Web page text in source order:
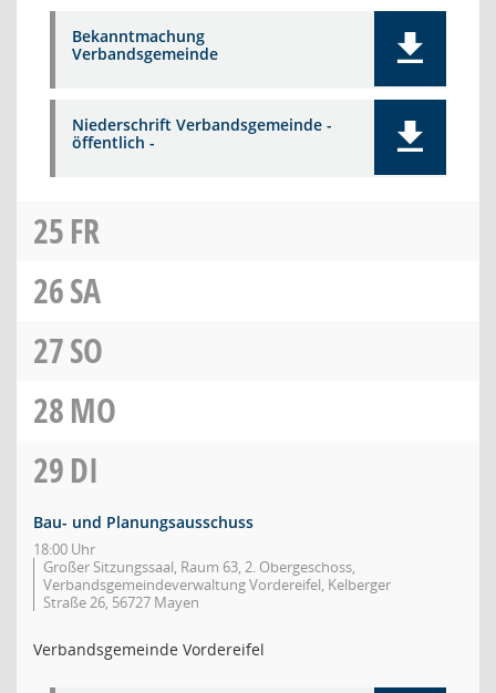
Bekanntmachung
Verbandsgemeinde
Niederschrift Verbandsgemeinde -
öffentlich -
25FR
26SA
27SO
28MO
29DI
Bau- und Planungsausschuss
18:00 Uhr
Großer Sitzungssaal, Raum 63, 2. Obergeschoss,
Verbandsgemeindeverwaltung Vordereifel, Kelberger
Straße 26, 56727 Mayen
Verbandsgemeinde Vordereifel